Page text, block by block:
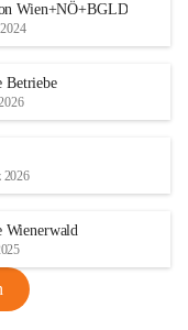
Wien+NÖ+BGLD
Betriebe
2026
Wienerwald